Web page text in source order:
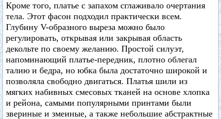
Кроме того, платье с запахом сглаживало очертания
тела. Этот фасон подходил практически всем.
Глубину V-образного выреза можно было
регулировать, открывая или закрывая область
декольте по своему желанию. Простой силуэт,
напоминающий платье-передник, плотно облегал
талию и бедра, но юбка была достаточно широкой и
позволяла свободно двигаться. Платья шили из
мягких набивных смесовых тканей на основе хлопка
и рейона, самыми популярными принтами были
звериные и змеиные, а также небольшие абстрактные